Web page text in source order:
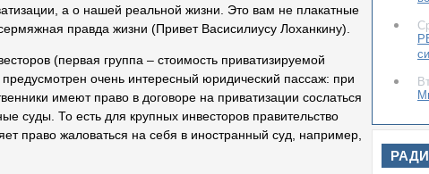
а о нашей реальной жизни. Это вам не плакатные
правда жизни (Привет Васисилиусу Лоханкину).
(первая группа – стоимость приватизируемой
очень интересный юридический пассаж: при
имеют право в договоре на приватизации сослаться
суды. То есть для крупных инвесторов правительство
право жаловаться на себя в иностранный суд, например,